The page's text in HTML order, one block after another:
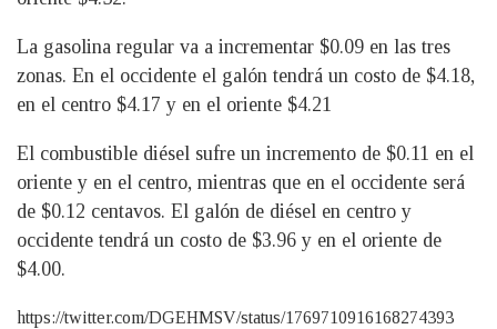
La gasolina regular va a incrementar $0.09 en las tres
zonas. En el occidente el galón tendrá un costo de $4.18,
en el centro $4.17 y en el oriente $4.21
El combustible diésel sufre un incremento de $0.11 en el
oriente y en el centro, mientras que en el occidente será
de $0.12 centavos. El galón de diésel en centro y
occidente tendrá un costo de $3.96 y en el oriente de
$4.00.
https://twitter.com/DGEHMSV/status/1769710916168274393